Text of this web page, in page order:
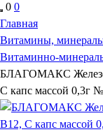
0 0
Главная
Витамины,
Витаминно-
БЛАГОМАКС Железо
С капс массой 0,3г